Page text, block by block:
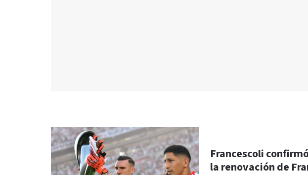
Francescoli
la renovación de